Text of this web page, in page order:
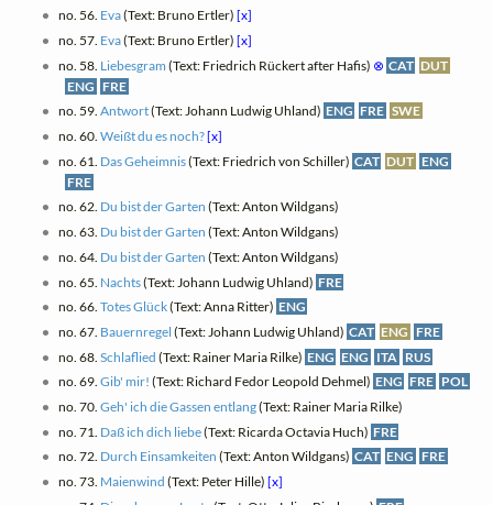
no. 56. Eva(Text: Bruno Ertler) [x]
no. 57. Eva(Text: Bruno Ertler) [x]
no. 58. Liebesgram (Text: Friedrich Rückert after Hafis) ⊗ CAT DUT
ENG FRE
no. 59. Antwort(Text: Johann Ludwig Uhland) ENG FRE SWE
no. 60. Weißt du es noch?[x]
no. 61. Das Geheimnis(Text: Friedrich von Schiller) CAT DUT ENG
FRE
no. 62. Du bist der Garten (Text: Anton Wildgans)
no. 63. Du bist der Garten (Text: Anton Wildgans)
no. 64. Du bist der Garten (Text: Anton Wildgans)
no. 65. Nachts(Text: Johann Ludwig Uhland) FRE
no. 66. Totes Glück(Text: Anna Ritter) ENG
no. 67. Bauernregel (Text: Johann Ludwig Uhland) CAT ENG FRE
no. 68. Schlaflied (Text: Rainer Maria Rilke) ENG ENG ITA RUS
no. 69. Gib' mir! (Text: Richard Fedor Leopold Dehmel) ENG FRE POL
no. 70. Geh' ich die Gassen entlang(Text: Rainer Maria Rilke)
no. 71. Daß ich dich liebe(Text: Ricarda Octavia Huch) FRE
no. 72. Durch Einsamkeiten (Text: Anton Wildgans) CAT ENG FRE
no. 73. Maienwind (Text: Peter Hille) [x]